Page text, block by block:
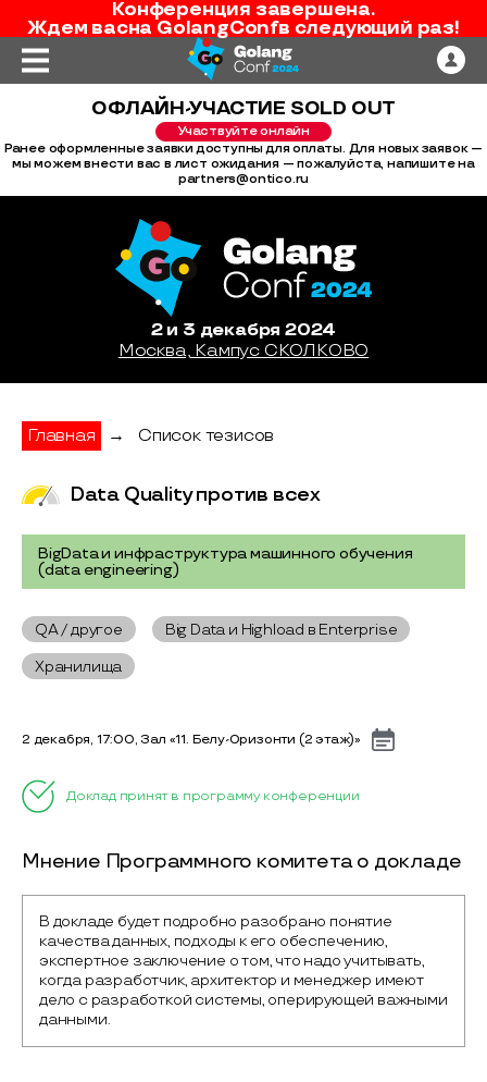
Конференция завершена.
Ждем васна GolangConfв следующий раз!
ОФЛАЙН-УЧАСТИЕ SOLD OUT
Участвуйте онлайн
Ранее оформленные заявки доступны для оплаты. Для новых заявок —
мы можем внести вас в лист ожидания — пожалуйста, напишите на
partners@ontico.ru
2 и 3 декабря 2024
Москва, Кампус СКОЛКОВО
Главная → Список тезисов
Data Quality против всех
BigData и инфраструктура машинного обучения
(data engineering)
QA / другое
Big Data и Highload в Enterprise
Хранилища
2 декабря, 17:00, Зал «11. Белу-Оризонти (2 этаж)»
Доклад принят в программу конференции
Мнение Программного комитета о докладе
В докладе будет подробно разобрано понятие
качества данных, подходы к его обеспечению,
экспертное заключение о том, что надо учитывать,
когда разработчик, архитектор и менеджер имеют
дело с разработкой системы, оперирующей важными
данными.